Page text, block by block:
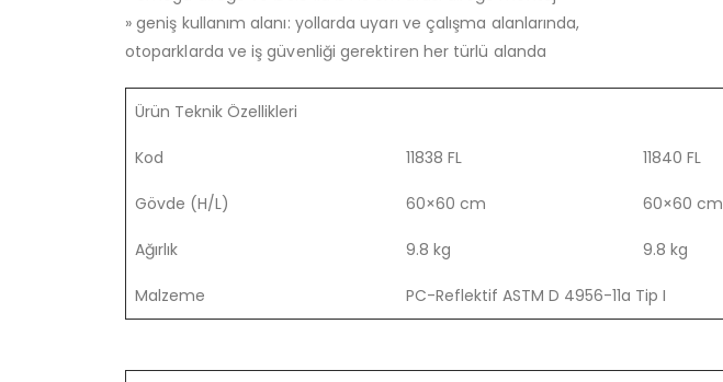
» geniş kullanım alanı: yollarda uyarı ve çalışma alanlarında,
otoparklarda ve iş güvenliği gerektiren her türlü alanda
Ürün Teknik Özellikleri
Kod 11838 FL 11840 FL
Gövde (H/L) 60×60 cm 60×60 cm
Ağırlık 9.8 kg 9.8 kg
Malzeme PC-Reflektif ASTM D 4956-11a Tip I